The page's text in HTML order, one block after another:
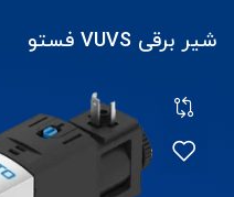
شیر برقی VUVS فستو